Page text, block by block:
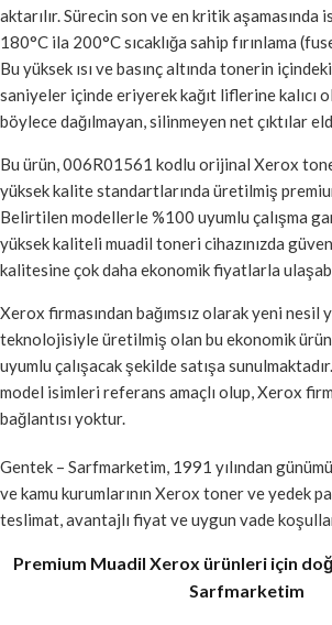
aktarılır. Sürecin son ve en kritik aşamasında
180°C ila 200°C sıcaklığa sahip fırınlama
Bu yüksek ısı ve basınç altında tonerin
saniyeler içinde eriyerek kağıt liflerine kalıcı
böylece dağılmayan, silinmeyen net çıktılar
Bu ürün, 006R01561 kodlu orijinal Xerox
yüksek kalite standartlarında üretilmiş
Belirtilen modellerle %100 uyumlu çalışma
yüksek kaliteli muadil toneri cihazınızda
kalitesine çok daha ekonomik fiyatlarla
Xerox firmasından bağımsız olarak yeni nesil
teknolojisiyle üretilmiş olan bu ekonomik ürün,
uyumlu çalışacak şekilde satışa
model isimleri referans amaçlı olup, Xerox
bağlantısı yoktur.
Gentek – Sarfmarketim, 1991 yılından
ve kamu kurumlarının Xerox toner ve yedek
teslimat, avantajlı fiyat ve uygun vade
Premium Muadil Xerox ürünleri için
Sarfmarketim